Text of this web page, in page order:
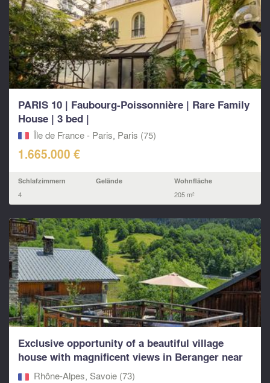
PARIS 10 | Faubourg-Poissonnière | Rare Family
House | 3 bed |
Île de France - Paris, Paris (75)
1.665.000 €
Schlafzimmern
4
Gelände Wohnfläche
205 m²
Exclusive opportunity of a beautiful village
house with magnificent views in Beranger near
St Martin
Rhône-Alpes, Savoie (73)